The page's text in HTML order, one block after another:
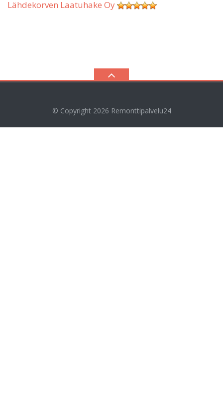
Lähdekorven Laatuhake Oy
© Copyright 2026 Remonttipalvelu24